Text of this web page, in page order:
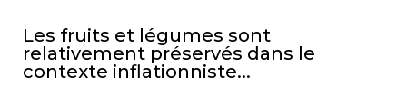
Les fruits et légumes sont
relativement préservés dans le
contexte inflationniste...